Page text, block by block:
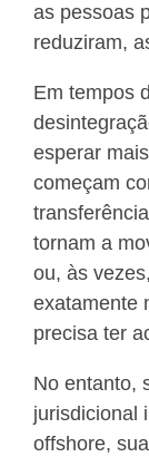
as pessoas
reduziram,
Em tempos
esperar
começam
tornam a
ou, às
exatamente
precisa ter
No entanto,
jurisdicional
offshore,